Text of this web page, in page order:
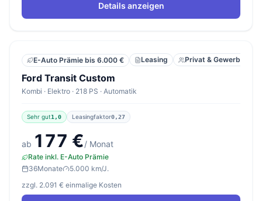
Details anzeigen
E-Auto Prämie bis 6.000 € Leasing Privat & Gewerbe
Ford Transit Custom
Kombi · Elektro · 218 PS · Automatik
Sehr gut1,0 Leasingfaktor0,27
ab 177 €/ Monat
Rate inkl. E-Auto Prämie
36Monate
5.000 km/J.
zzgl. 2.091 € einmalige Kosten